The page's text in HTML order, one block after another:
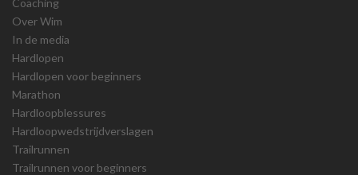
Over Wim
In de media
Hardlopen
Hardlopen voor beginners
Marathon
Hardloopblessures
Hardloopwedstrijdverslagen
Trailrunnen
Trailrunnen voor beginners